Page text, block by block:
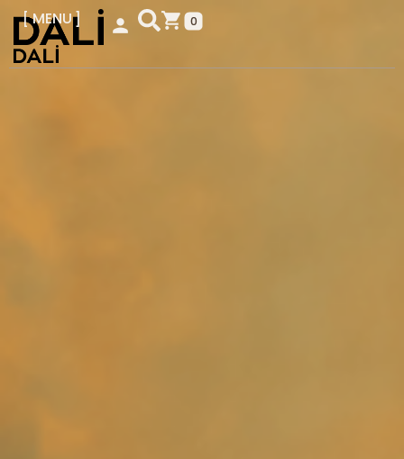
MENU
KAPAT
0